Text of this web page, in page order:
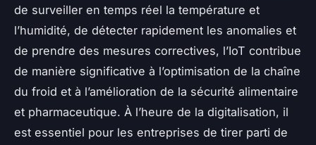
de surveiller en temps réel la température et
l’humidité, de détecter rapidement les anomalies et
de prendre des mesures correctives, l’IoT contribue
de manière significative à l’optimisation de la chaîne
du froid et à l’amélioration de la sécurité alimentaire
et pharmaceutique. À l’heure de la digitalisation, il
est essentiel pour les entreprises de tirer parti de